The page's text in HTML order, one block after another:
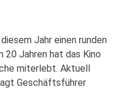
Jahr einen runden
20 Jahren hat das Kino
miterlebt. Aktuell
Geschäftsführer